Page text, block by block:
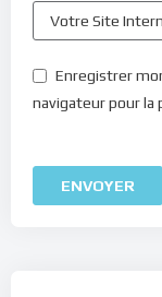
Enregistrer
navigateur pour la